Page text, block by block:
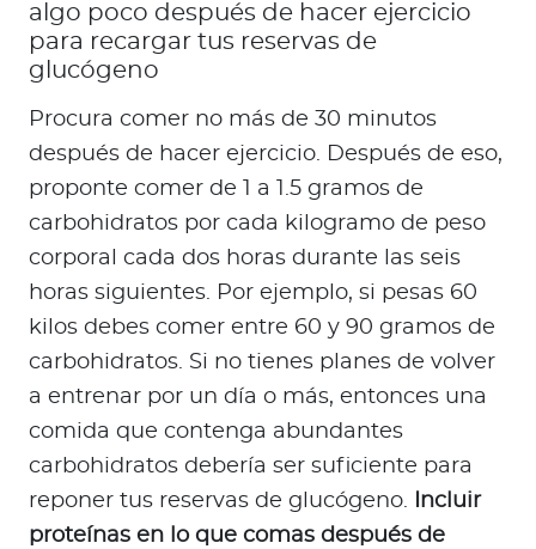
algo poco después de hacer ejercicio
para recargar tus reservas de
glucógeno
Procura comer no más de 30 minutos
después de hacer ejercicio. Después de eso,
proponte comer de 1 a 1.5 gramos de
carbohidratos por cada kilogramo de peso
corporal cada dos horas durante las seis
horas siguientes. Por ejemplo, si pesas 60
kilos debes comer entre 60 y 90 gramos de
carbohidratos. Si no tienes planes de volver
a entrenar por un día o más, entonces una
comida que contenga abundantes
carbohidratos debería ser suficiente para
reponer tus reservas de glucógeno.
Incluir
proteínas en lo que comas después de